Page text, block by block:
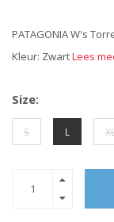
PATAGONIA W's
Kleur: ZwartLees
Size:
S L